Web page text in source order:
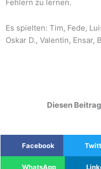
Fehlern zu lernen.
Es spielten: Tim, Fede,
Oskar D., Valentin, Ensar,
Diesen
Facebook
WhatsApp